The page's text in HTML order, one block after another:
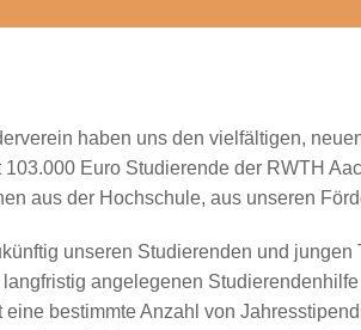
haben uns den vielfältigen,
103.000 Euro Studierende der RWTH
aus der Hochschule, aus unseren
unseren Studierenden und
angelegenen
eine bestimmte Anzahl von